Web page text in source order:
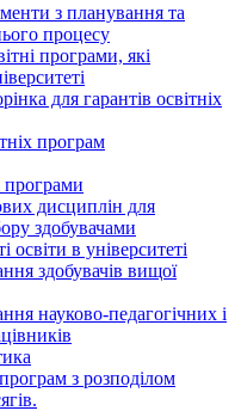
з планування та
процесу
програми, які
для гарантів освітніх
програм
програми
дисциплін для
здобувачами
освіти в університеті
здобувачів вищої
науково-педагогічних і
з розподілoм